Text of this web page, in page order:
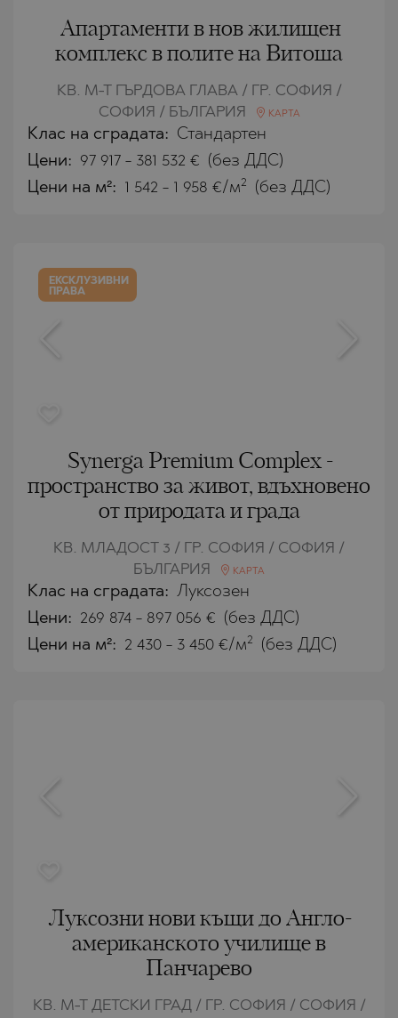
Апартаменти в нов жилищен
комплекс в полите на Витоша
КВ. М-Т ГЪРДОВА ГЛАВА / ГР. СОФИЯ /
СОФИЯ / БЪЛГАРИЯ
КАРТА
Клас на сградата: Стандартен
Цени: 97 917 - 381 532 € (без ДДС)
Цени на м²: 1 542 - 1 958 €/м2 (без ДДС)
ЕКСКЛУЗИВНИ
ПРАВА
Synerga Premium Complex -
пространство за живот, вдъхновено
от природата и града
КВ. МЛАДОСТ 3 / ГР. СОФИЯ / СОФИЯ /
БЪЛГАРИЯ
КАРТА
Клас на сградата: Луксозен
Цени: 269 874 - 897 056 € (без ДДС)
Цени на м²: 2 430 - 3 450 €/м2 (без ДДС)
Луксозни нови къщи до Англо-
американското училище в
Панчарево
КВ. М-Т ДЕТСКИ ГРАД / ГР. СОФИЯ / СОФИЯ /